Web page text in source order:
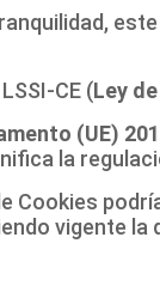
CE (Ley
(UE)
la
Cookies
vigente la